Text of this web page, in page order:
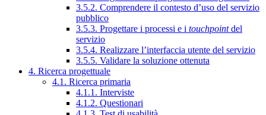
3.5.2. Comprendere il contesto d’uso del servizio
pubblico
3.5.3. Progettare i processi e i touchpointdel
servizio
3.5.4. Realizzare l’interfaccia utente del servizio
3.5.5. Validare la soluzione ottenuta
4. Ricerca progettuale
4.1. Ricerca primaria
4.1.1. Interviste
4.1.2. Questionari